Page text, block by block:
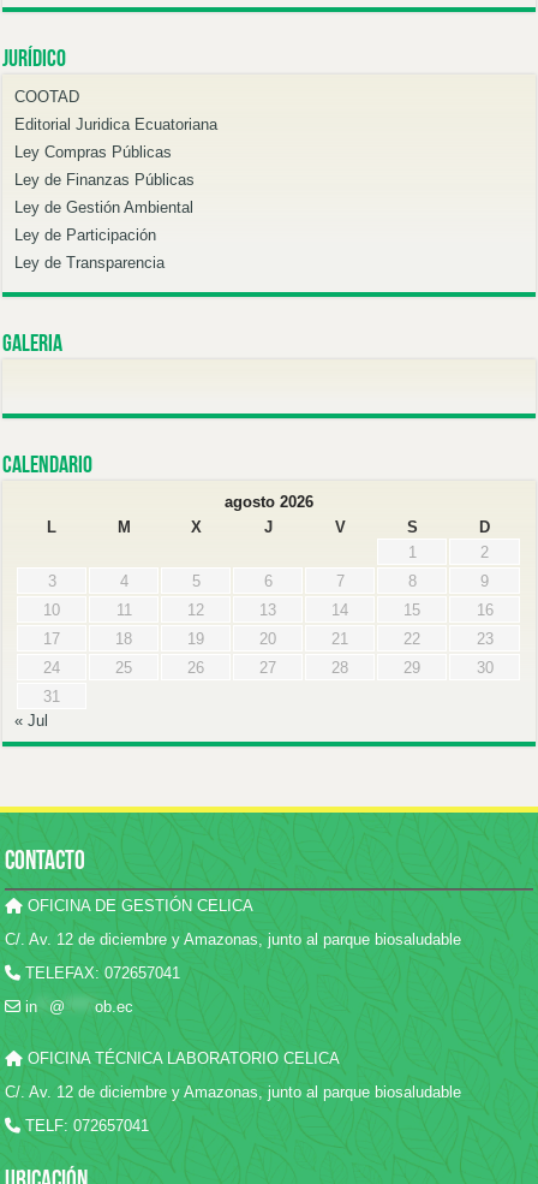
Jurídico
COOTAD
Editorial Juridica Ecuatoriana
Ley Compras Públicas
Ley de Finanzas Públicas
Ley de Gestión Ambiental
Ley de Participación
Ley de Transparencia
Galeria
Calendario
agosto 2026
L
M X J V S
D
1
2
3
4 5 6 7 8
9
10
11 12 13 14 15
16
17
18 19 20 21 22
23
24
25 26 27 28 29
30
31
« Jul
CONTACTO
OFICINA DE GESTIÓN CELICA
C/. Av. 12 de diciembre y Amazonas, junto al parque biosaludable
TELEFAX: 072657041
in
@ *****ob.ec
OFICINA TÉCNICA LABORATORIO CELICA
C/. Av. 12 de diciembre y Amazonas, junto al parque biosaludable
TELF: 072657041